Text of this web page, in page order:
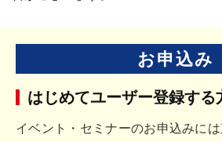
お申込み
はじめてユーザー登録する
イベント・セミナーのお申込みに